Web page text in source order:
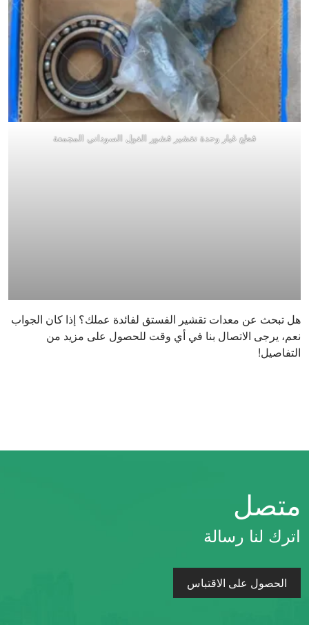
قطع غيار وحدة تقشير قشور الفول السوداني المجمعة
هل تبحث عن معدات تقشير الفستق لفائدة عملك؟ إذا كان الجواب
نعم، يرجى الاتصال بنا في أي وقت للحصول على مزيد من
التفاصيل!
متصل
اترك لنا رسالة
الحصول على الاقتباس